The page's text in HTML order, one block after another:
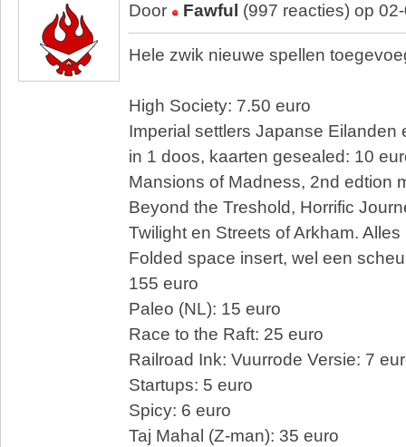
Door Fawful (997 reacties) op
Hele zwik nieuwe spellen
High Society: 7.50 euro
Imperial settlers Japanse Eilanden
in 1 doos, kaarten gesealed: 10
Mansions of Madness, 2nd edtion
Beyond the Treshold, Horrific
Twilight en Streets of Arkham.
Folded space insert, wel een
155 euro
Paleo (NL): 15 euro
Race to the Raft: 25 euro
Railroad Ink: Vuurrode Versie: 7
Startups: 5 euro
Spicy: 6 euro
Taj Mahal (Z-man): 35 euro